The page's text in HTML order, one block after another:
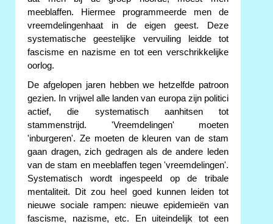
meeblaffen. Hiermee programmeerde men de
vreemdelingenhaat in de eigen geest. Deze
systematische geestelijke vervuiling leidde tot
fascisme en nazisme en tot een verschrikkelijke
oorlog.
De afgelopen jaren hebben we hetzelfde patroon
gezien. In vrijwel alle landen van europa zijn politici
actief, die systematisch aanhitsen tot
stammenstrijd. 'Vreemdelingen' moeten
'inburgeren'. Ze moeten de kleuren van de stam
gaan dragen, zich gedragen als de andere leden
van de stam en meeblaffen tegen 'vreemdelingen'.
Systematisch wordt ingespeeld op de tribale
mentaliteit. Dit zou heel goed kunnen leiden tot
nieuwe sociale rampen: nieuwe epidemieën van
fascisme, nazisme, etc. En uiteindelijk tot een